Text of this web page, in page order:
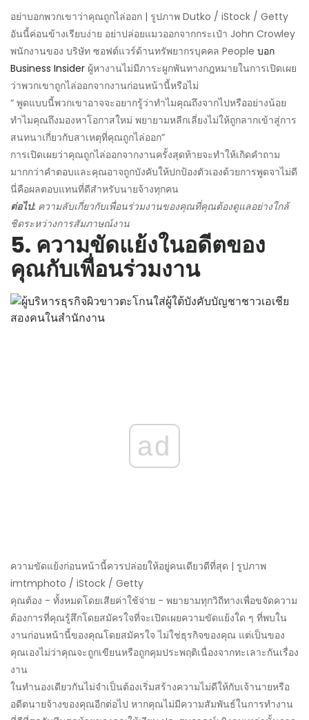
อย่าบอกพวกเขาว่าคุณถูกไล่ออก | รูปภาพ Dutko / iStock / Getty
อันนี้ค่อนข้างเรียบง่าย อย่าปล่อยแมวออกจากกระเป๋า John Crowley
พนักงานของ บริษัท ซอฟต์แวร์ด้านทรัพยากรบุคคล People บอก
Business Insider ผู้หางานไม่มีภาระผูกพันทางกฎหมายในการเปิดเผย
ว่าพวกเขาถูกไล่ออกจากงานก่อนหน้านี้หรือไม่
“ พูดแบบนี้พวกเขาอาจจะอยากรู้ว่าทำไมคุณถึงจากไปหรืออย่างน้อย
ทำไมคุณถึงมองหาโอกาสใหม่ พยายามหลีกเลี่ยงไม่ให้ถูกลากเข้าสู่การ
สนทนาเกี่ยวกับสาเหตุที่คุณถูกไล่ออก”
การเปิดเผยว่าคุณถูกไล่ออกจากงานครั้งสุดท้ายจะทำให้เกิดคำถาม
มากกว่าคำตอบและคุณอาจถูกบังคับให้ปกป้องตัวเองด้วยการพูดจาไม่ดี
นี่คือผลตอบแทนที่ดีสำหรับนายจ้างทุกคน
ต่อไป: ความลับเกี่ยวกับเพื่อนร่วมงานของคุณที่คุณต้องดูแลอย่างใกล้
ชิดระหว่างการสัมภาษณ์งาน
5. ความขัดแย้งในอดีตของ
คุณกับเพื่อนร่วมงาน
ad
ความขัดแย้งก่อนหน้านี้ควรปล่อยให้อยู่คนเดียวดีที่สุด | รูปภาพ
imtmphoto / iStock / Getty
คุณต้อง - ทั้งหมดโดยเสียค่าใช้จ่าย - พยายามทุกวิถีทางเพื่อขจัดความ
ต้องการที่คุณรู้สึกโดยสมัครใจที่จะเปิดเผยความขัดแย้งใด ๆ ที่พบใน
งานก่อนหน้านี้ของคุณโดยสมัครใจ ไม่ใช่ธุรกิจของคุณ แต่เป็นของ
คุณเองไม่ว่าคุณจะถูกเขียนหรือถูกคุมประพฤติเนื่องจากทะเลาะกันเรื่อง
งาน
ในทำนองเดียวกันไม่จำเป็นต้องเริ่มสร้างความไม่ดีให้กับเจ้านายหรือ
อดีตนายจ้างของคุณอีกต่อไป หากคุณไม่มีความสัมพันธ์ในการทำงาน